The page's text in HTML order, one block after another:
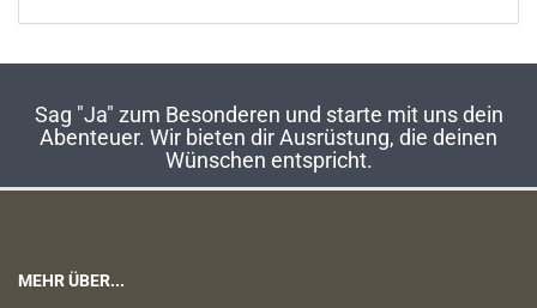
Sag "Ja" zum Besonderen und starte mit uns dein
Abenteuer. Wir bieten dir Ausrüstung, die deinen
Wünschen entspricht.
MEHR ÜBER...